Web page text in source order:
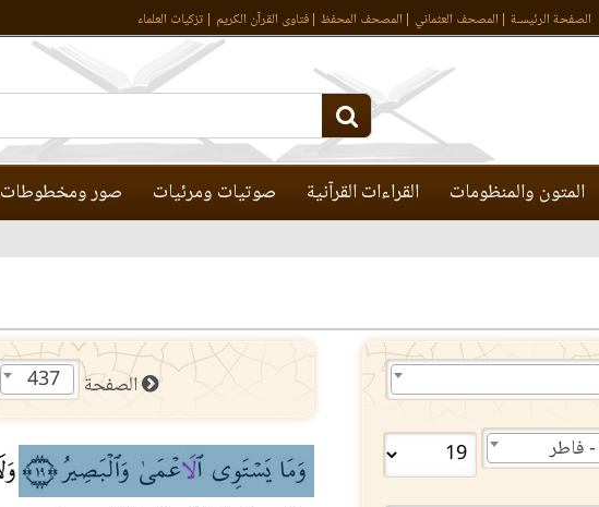
الصفحة الرئيسـة المصحف العثماني المصحف المحفظ فتاوى القرآن الكريم تزكيات العلماء
المتون والمنظومات القراءات القرآنية صوتيات ومرئيات صور ومخطوطات
الصفحة 437